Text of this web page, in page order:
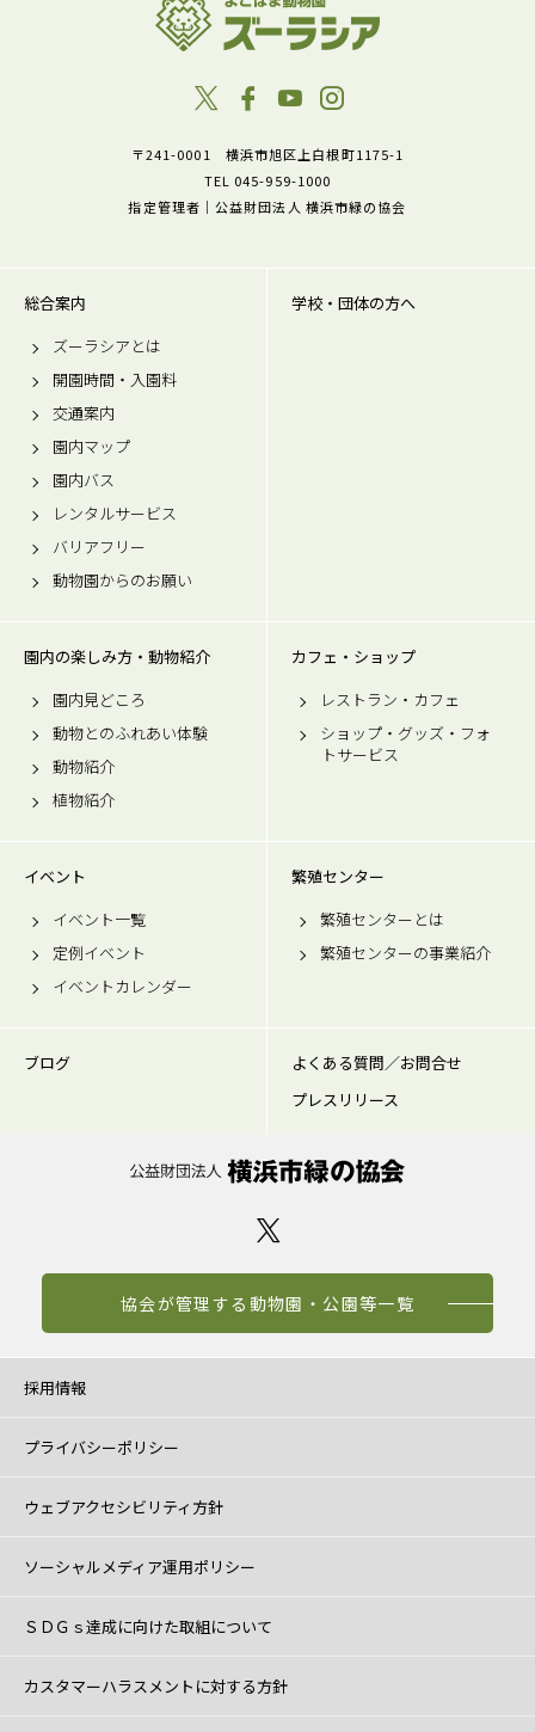
〒241-0001 横浜市旭区上白根町1175-1
TEL 045-959-1000
指定管理者｜公益財団法人 横浜市緑の協会
総合案内
ズーラシアとは
開園時間・入園料
交通案内
園内マップ
園内バス
レンタルサービス
バリアフリー
動物園からのお願い
学校・団体の方へ
園内の楽しみ方・動物紹介
園内見どころ
動物とのふれあい体験
動物紹介
植物紹介
カフェ・ショップ
レストラン・カフェ
ショップ・グッズ・フォ
トサービス
イベント
イベント一覧
定例イベント
イベントカレンダー
繁殖センター
繁殖センターとは
繁殖センターの事業紹介
ブログ
よくある質問／お問合せ
プレスリリース
協会が管理する動物園・公園等一覧
採用情報
プライバシーポリシー
ウェブアクセシビリティ方針
ソーシャルメディア運用ポリシー
ＳＤＧｓ達成に向けた取組について
カスタマーハラスメントに対する方針